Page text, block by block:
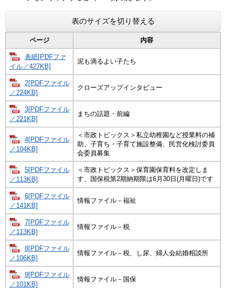
表のサイズを切り替える
ページ 内容
表紙[PDFファ
イル／427KB]
泥も滴るよい子たち
2[PDFファイル
／224KB]
クローズアップインタビュー
3[PDFファイル
／221KB]
まちの話題・前編
4[PDFファイル
／104KB]
＜市政トピックス＞私立幼稚園など授業料の補
助、子育ち・子育て施設整備、民営化検討委員
会委員募集
5[PDFファイル
／113KB]
＜市政トピックス＞保育園保育料を改定しま
す、国保税第2期納期限は6月30日(月曜日)です
6[PDFファイル
／141KB]
情報ファイル－福祉
7[PDFファイル
／113KB]
情報ファイル－税
8[PDFファイル
／106KB]
情報ファイル－税、し尿、婦人会結婚相談所
9[PDFファイル
／101KB]
情報ファイル－国保